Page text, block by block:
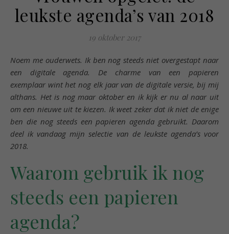
leukste agenda’s van 2018
19 oktober 2017
Noem me ouderwets. Ik ben nog steeds niet overgestapt naar
een digitale agenda. De charme van een papieren
exemplaar wint het nog elk jaar van de digitale versie, bij mij
althans. Het is nog maar oktober en ik kijk er nu al naar uit
om een nieuwe uit te kiezen. Ik weet zeker dat ik niet de enige
ben die nog steeds een papieren agenda gebruikt. Daarom
deel ik vandaag mijn selectie van de leukste agenda’s voor
2018.
Waarom gebruik ik nog
steeds een papieren
agenda?